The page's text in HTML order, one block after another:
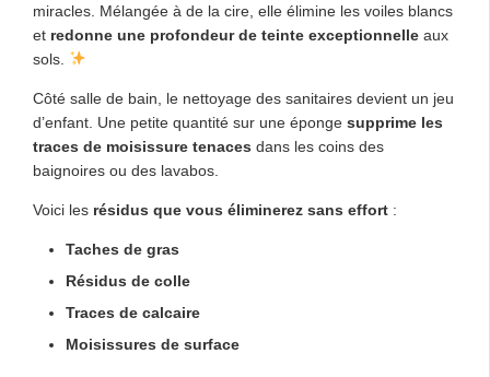
miracles. Mélangée à de la cire, elle élimine les voiles blancs
et redonne une profondeur de teinte exceptionnelle aux
sols.
Côté salle de bain, le nettoyage des sanitaires devient un jeu
d’enfant. Une petite quantité sur une éponge supprime les
traces de moisissure tenaces dans les coins des
baignoires ou des lavabos.
Voici les résidus que vous éliminerez sans effort :
Taches de gras
Résidus de colle
Traces de calcaire
Moisissures de surface